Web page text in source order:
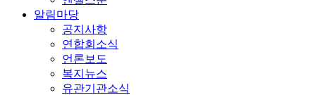
알림마당
공지사항
연합회소식
언론보도
복지뉴스
유관기관소식